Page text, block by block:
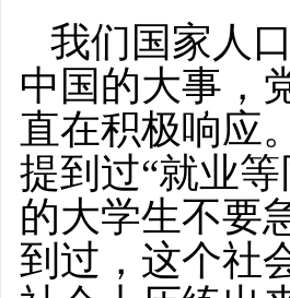
我们国家人
中国的大事，
直在积极响应
提到过“就业
的大学生不要
到过，这个社